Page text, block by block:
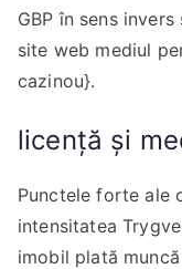
GBP în sens
site web mediul
cazinou}.
licență și
Punctele forte ale
intensitatea
imobil plată